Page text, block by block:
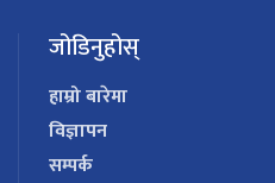
जोडिनुहोस्
हाम्रो बारेमा
विज्ञापन
सम्पर्क